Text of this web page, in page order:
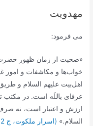
مهدویت
می فرمود:
«صحبت از زمان ظهور حضرت
خواب‌ها و مکاشفات و امور
اهل‌بیت علیهم السلام و
عرفای باللَه است. در مکتب
ارزش و اعتبار است، نه
السلام.» (اسرار ملکوت، ج 2، ص 214)